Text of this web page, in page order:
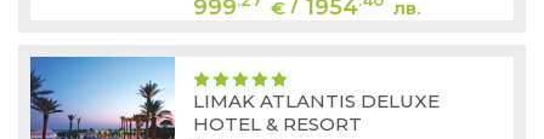
999 € 1954 лв.
LIMAK ATLANTIS DELUXE
HOTEL & RESORT